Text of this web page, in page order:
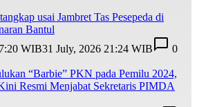
usai Jambret Tas Pesepeda di
Bantul
WIB31 July, 2026 21:24 WIB
0
“Barbie” PKN pada Pemilu 2024,
Resmi Menjabat Sekretaris PIMDA